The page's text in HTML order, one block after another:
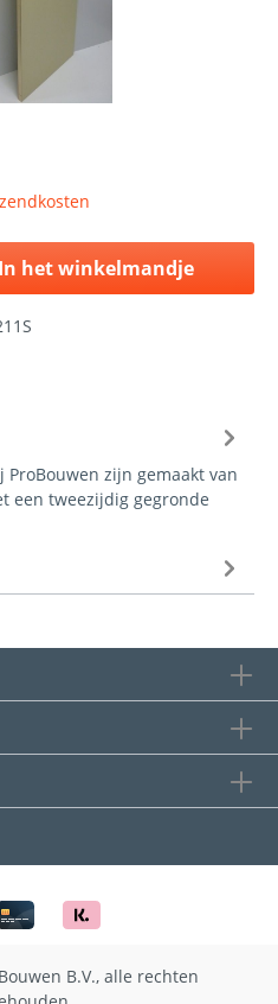
In het winkelmandje
zijn gemaakt van
een tweezijdig gegronde
B.V., alle rechten